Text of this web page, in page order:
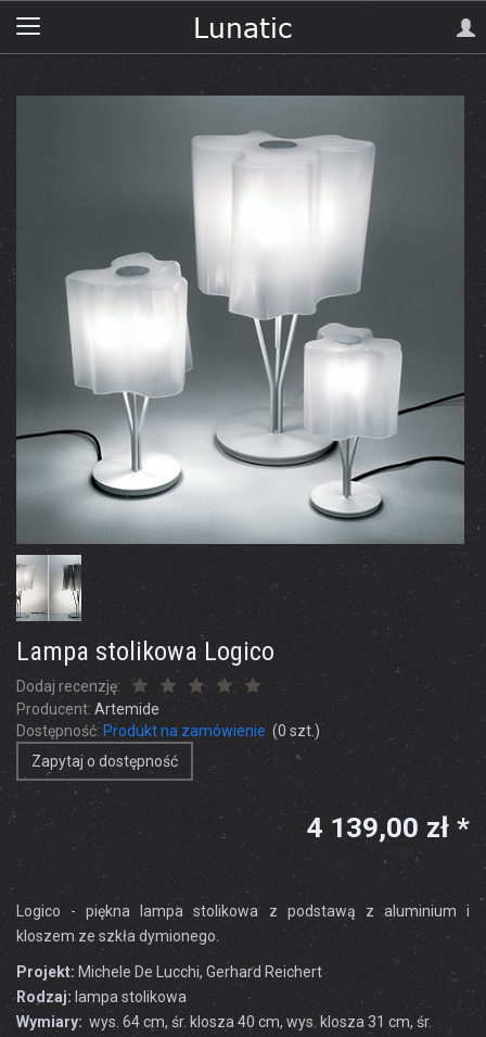
Lampa stolikowa Logico
Dodaj recenzję:
Producent: Artemide
Dostępność: Produkt na zamówienie (0 szt.)
Zapytaj o dostępność
4 139,00 zł *
Logico - piękna lampa stolikowa z podstawą z aluminium i
kloszem ze szkła dymionego.
Projekt: Michele De Lucchi, Gerhard Reichert
Rodzaj: lampa stolikowa
Wymiary: wys. 64 cm, śr. klosza 40 cm, wys. klosza 31 cm, śr.